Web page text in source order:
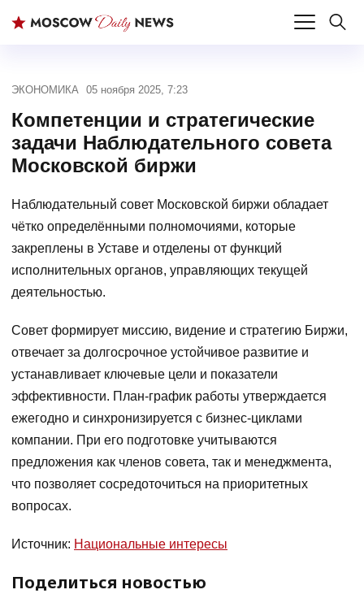
ЭКОНОМИКА 05 ноября 2025, 7:23
Компетенции и стратегические
задачи Наблюдательного совета
Московской биржи
Наблюдательный совет Московской биржи обладает
чётко определёнными полномочиями, которые
закреплены в Уставе и отделены от функций
исполнительных органов, управляющих текущей
деятельностью.
Совет формирует миссию, видение и стратегию Биржи,
отвечает за долгосрочное устойчивое развитие и
устанавливает ключевые цели и показатели
эффективности. План-график работы утверждается
ежегодно и синхронизируется с бизнес-циклами
компании. При его подготовке учитываются
предложения как членов совета, так и менеджмента,
что позволяет сосредоточиться на приоритетных
вопросах.
Источник: Национальные интересы
Поделиться новостью